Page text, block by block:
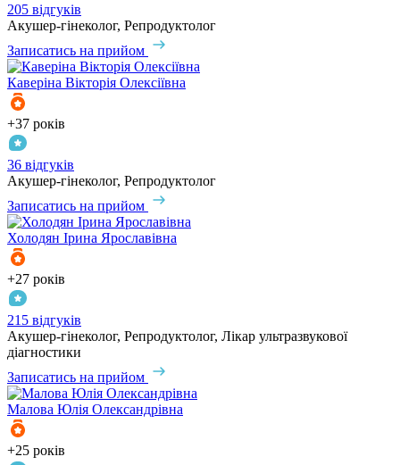
205 відгуків
Акушер-гінеколог, Репродуктолог
Записатись на прийом
Каверіна Вікторія Олексіївна
+37 років
36 відгуків
Акушер-гінеколог, Репродуктолог
Записатись на прийом
Холодян Ірина Ярославівна
+27 років
215 відгуків
Акушер-гінеколог, Репродуктолог, Лікар ультразвукової
діагностики
Записатись на прийом
Малова Юлія Олександрівна
+25 років